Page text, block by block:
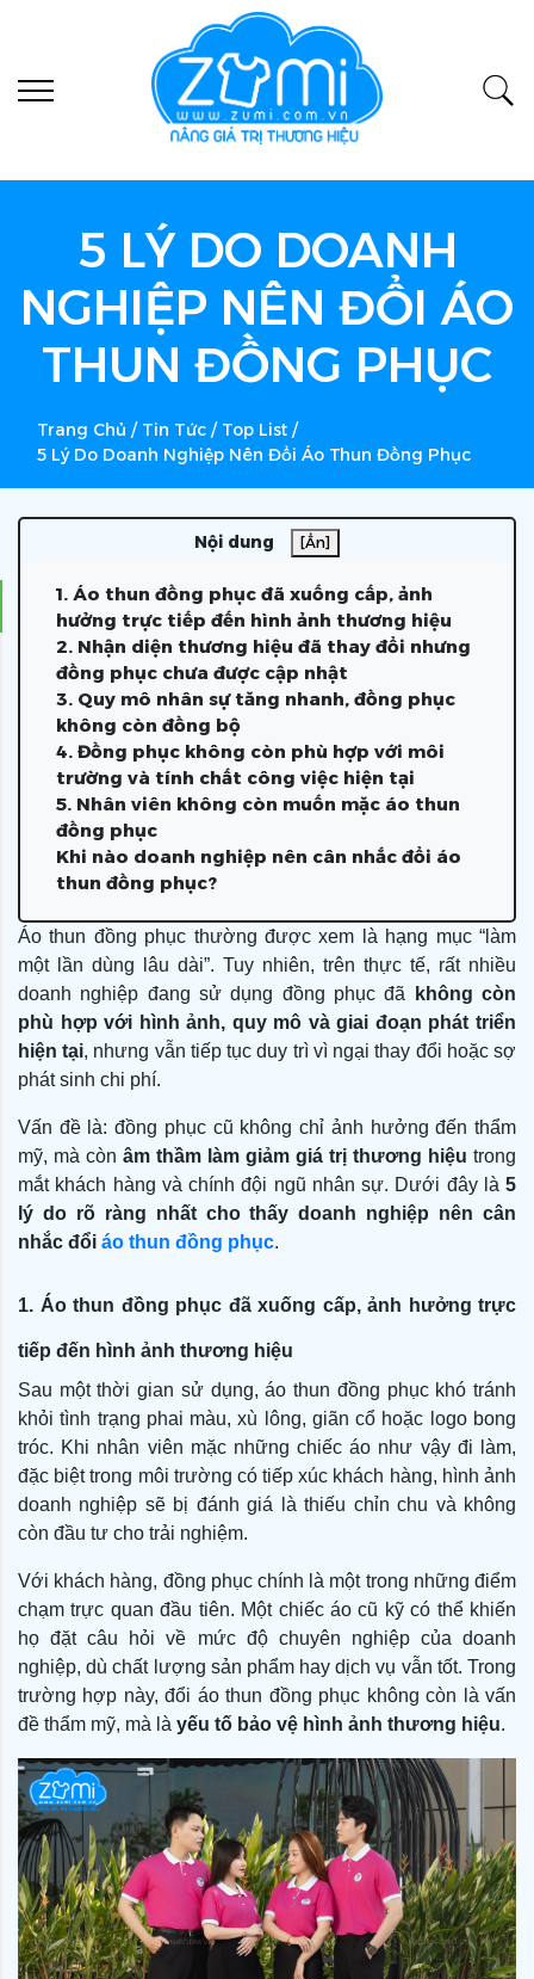
5 LÝ DO DOANH
NGHIỆP NÊN ĐỔI ÁO
THUN ĐỒNG PHỤC
Trang Chủ / Tin Tức / Top List /
5 Lý Do Doanh Nghiệp Nên Đổi Áo Thun Đồng Phục
Nội dung [Ẩn]
1. Áo thun đồng phục đã xuống cấp, ảnh
hưởng trực tiếp đến hình ảnh thương hiệu
2. Nhận diện thương hiệu đã thay đổi nhưng
đồng phục chưa được cập nhật
3. Quy mô nhân sự tăng nhanh, đồng phục
không còn đồng bộ
4. Đồng phục không còn phù hợp với môi
trường và tính chất công việc hiện tại
5. Nhân viên không còn muốn mặc áo thun
đồng phục
Khi nào doanh nghiệp nên cân nhắc đổi áo
thun đồng phục?
Áo thun đồng phục thường được xem là hạng mục “làm
một lần dùng lâu dài”. Tuy nhiên, trên thực tế, rất nhiều
doanh nghiệp đang sử dụng đồng phục đã
không còn
phù hợp với hình ảnh, quy mô và giai đoạn phát triển
hiện tại, nhưng vẫn tiếp tục duy trì vì ngại thay đổi hoặc sợ
phát sinh chi phí.
Vấn đề là: đồng phục cũ không chỉ ảnh hưởng đến thẩm
mỹ, mà còn âm thầm làm giảm giá trị thương hiệu trong
mắt khách hàng và chính đội ngũ nhân sự. Dưới đây là 5
lý do rõ ràng nhất cho thấy doanh nghiệp nên cân
nhắc đổi áo thun đồng phục.
1. Áo thun đồng phục đã xuống cấp, ảnh hưởng trực
tiếp đến hình ảnh thương hiệu
Sau một thời gian sử dụng, áo thun đồng phục khó tránh
khỏi tình trạng phai màu, xù lông, giãn cổ hoặc logo bong
tróc. Khi nhân viên mặc những chiếc áo như vậy đi làm,
đặc biệt trong môi trường có tiếp xúc khách hàng, hình ảnh
doanh nghiệp sẽ bị đánh giá là thiếu chỉn chu và không
còn đầu tư cho trải nghiệm.
Với khách hàng, đồng phục chính là một trong những điểm
chạm trực quan đầu tiên. Một chiếc áo cũ kỹ có thể khiến
họ đặt câu hỏi về mức độ chuyên nghiệp của doanh
nghiệp, dù chất lượng sản phẩm hay dịch vụ vẫn tốt. Trong
trường hợp này, đổi áo thun đồng phục không còn là vấn
đề thẩm mỹ, mà là yếu tố bảo vệ hình ảnh thương hiệu.